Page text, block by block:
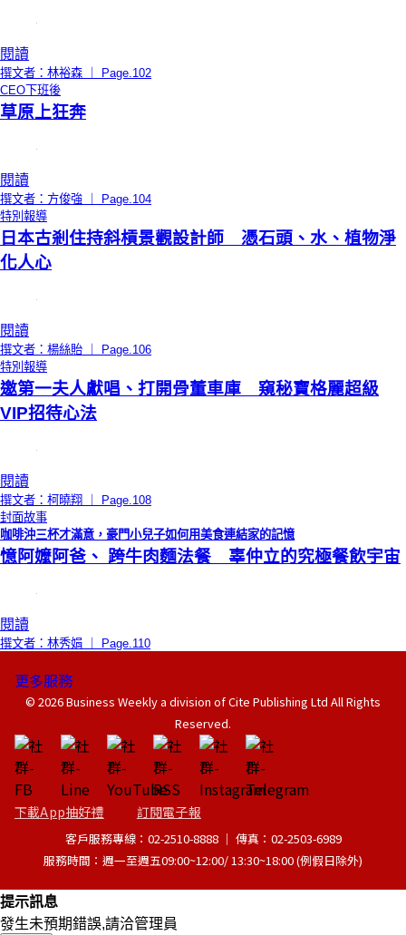
閱讀
撰文者：林裕森 ｜ Page.102
CEO下班後
草原上狂奔
閱讀
撰文者：方俊強 ｜ Page.104
特別報導
日本古剎住持斜槓景觀設計師 憑石頭、水、植物淨
化人心
閱讀
撰文者：楊絲貽 ｜ Page.106
特別報導
邀第一夫人獻唱、打開骨董車庫 窺秘寶格麗超級
VIP招待心法
閱讀
撰文者：柯曉翔 ｜ Page.108
封面故事
咖啡沖三杯才滿意，豪門小兒子如何用美食連結家的記憶
憶阿嬤阿爸、 跨牛肉麵法餐 辜仲立的究極餐飲宇宙
閱讀
撰文者：林秀娟 ｜ Page.110
更多服務
© 2026 Business Weekly a division of Cite Publishing Ltd All Rights
Reserved.
下載App抽好禮 訂閱電子報
客戶服務專線：02-2510-8888 │ 傳真：02-2503-6989
服務時間：週一至週五09:00~12:00/ 13:30~18:00 (例假日除外)
提示訊息
發生未預期錯誤,請洽管理員